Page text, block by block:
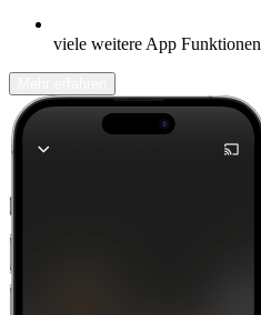
viele weitere App Funktionen